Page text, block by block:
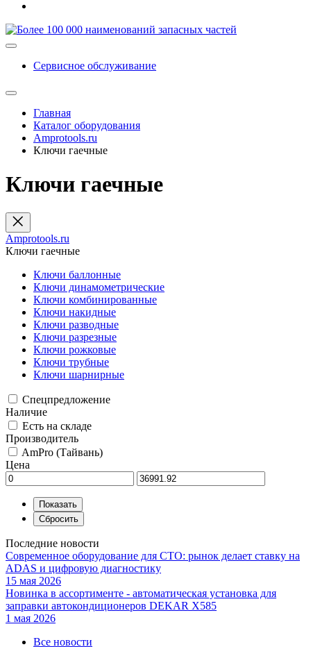
Сервисное обслуживание
Главная
Каталог оборудования
Amprotools.ru
Ключи гаечные
Ключи гаечные
Amprotools.ru
Ключи гаечные
Ключи баллонные
Ключи динамометрические
Ключи комбинированные
Ключи накидные
Ключи разводные
Ключи разрезные
Ключи рожковые
Ключи трубные
Ключи шарнирные
Спецпредложение
Наличие
Есть на складе
Производитель
AmPro (Тайвань)
Цена
Последние новости
Современное оборудование для СТО: рынок делает ставку на
ADAS и цифровую диагностику
15 мая 2026
Новинка в ассортименте - автоматическая установка для
заправки автокондиционеров DEKAR X585
1 мая 2026
Все новости